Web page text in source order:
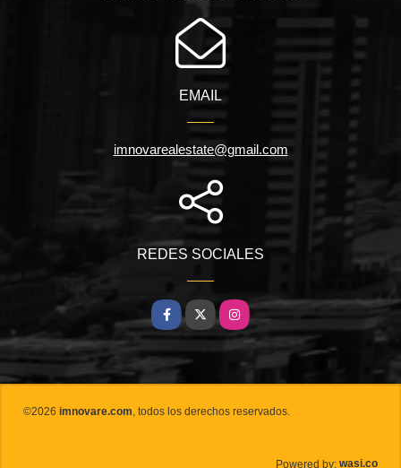
EMAIL
imnovarealestate@gmail.com
REDES SOCIALES
Facebook
X Instagram
©2026 imnovare.com, todos los derechos reservados.
Powered by: wasi.co